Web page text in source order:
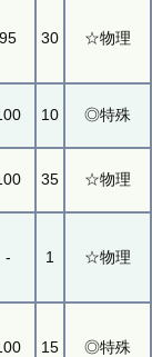
95 30 ☆物理
10 ◎特殊
35 ☆物理
- 1 ☆物理
15 ◎特殊